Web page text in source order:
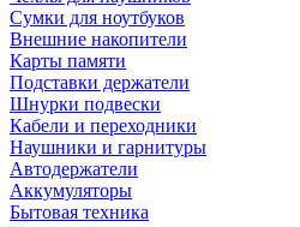
Сумки для ноутбуков
Внешние накопители
Карты памяти
Подставки держатели
Шнурки подвески
Кабели и переходники
Наушники и гарнитуры
Автодержатели
Аккумуляторы
Бытовая техника